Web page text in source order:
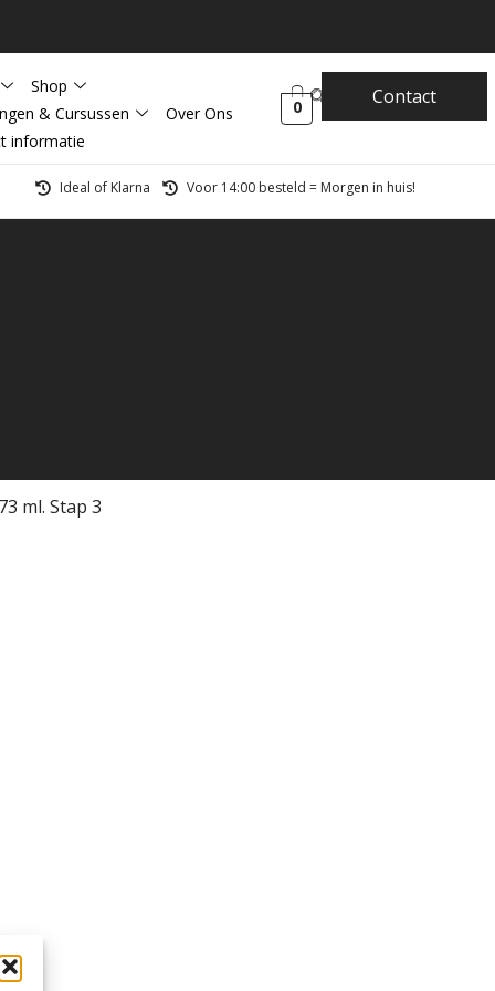
Shop
& Cursussen
Over Ons
informatie
0 Contact
Ideal of Klarna Voor 14:00 besteld = Morgen in huis!
ml. Stap 3